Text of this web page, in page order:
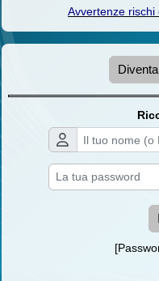
Avvertenze rischi